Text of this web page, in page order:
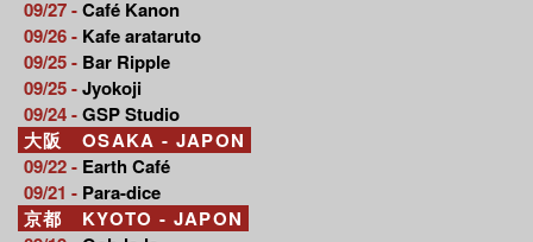
09/27 -Café Kanon
09/26 - Kafe arataruto
09/25 - Bar Ripple
09/25 -Jyokoji
09/24 -GSP Studio
大阪 OSAKA - JAPON
09/22 - Earth Café
09/21 - Para-dice
京都 KYOTO - JAPON